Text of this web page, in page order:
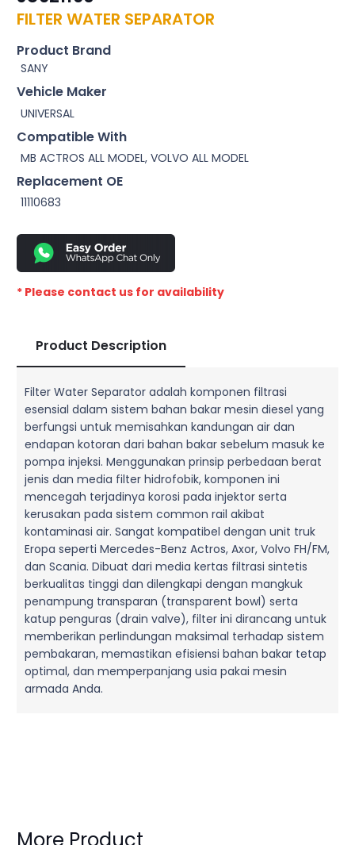
FILTER WATER SEPARATOR
Product Brand
SANY
Vehicle Maker
UNIVERSAL
Compatible With
MB ACTROS ALL MODEL, VOLVO ALL MODEL
Replacement OE
11110683
* Please contact us for availability
Product Description
Filter Water Separator adalah komponen filtrasi
esensial dalam sistem bahan bakar mesin diesel yang
berfungsi untuk memisahkan kandungan air dan
endapan kotoran dari bahan bakar sebelum masuk ke
pompa injeksi. Menggunakan prinsip perbedaan berat
jenis dan media filter hidrofobik, komponen ini
mencegah terjadinya korosi pada injektor serta
kerusakan pada sistem common rail akibat
kontaminasi air. Sangat kompatibel dengan unit truk
Eropa seperti Mercedes-Benz Actros, Axor, Volvo FH/FM,
dan Scania. Dibuat dari media kertas filtrasi sintetis
berkualitas tinggi dan dilengkapi dengan mangkuk
penampung transparan (transparent bowl) serta
katup penguras (drain valve), filter ini dirancang untuk
memberikan perlindungan maksimal terhadap sistem
pembakaran, memastikan efisiensi bahan bakar tetap
optimal, dan memperpanjang usia pakai mesin
armada Anda.